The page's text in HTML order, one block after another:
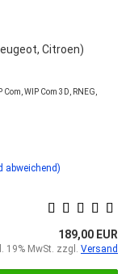
Citroen)
Com, WIP Com 3D, RNEG,
abweichend)
189,00 EUR
19% MwSt. zzgl. Versand